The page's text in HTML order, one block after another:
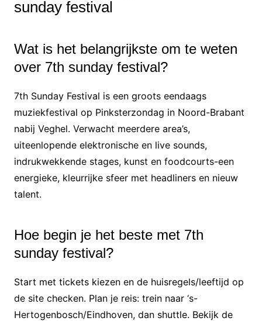
sunday festival
Wat is het belangrijkste om te weten
over 7th sunday festival?
7th Sunday Festival is een groots eendaags
muziekfestival op Pinksterzondag in Noord-Brabant
nabij Veghel. Verwacht meerdere area’s,
uiteenlopende elektronische en live sounds,
indrukwekkende stages, kunst en foodcourts-een
energieke, kleurrijke sfeer met headliners en nieuw
talent.
Hoe begin je het beste met 7th
sunday festival?
Start met tickets kiezen en de huisregels/leeftijd op
de site checken. Plan je reis: trein naar ‘s-
Hertogenbosch/Eindhoven, dan shuttle. Bekijk de